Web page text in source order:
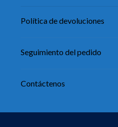
Política de devoluciones
Seguimiento del pedido
Contáctenos